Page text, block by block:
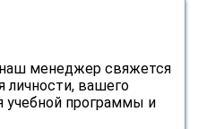
наш менеджер свяжется
личности, вашего
учебной программы и